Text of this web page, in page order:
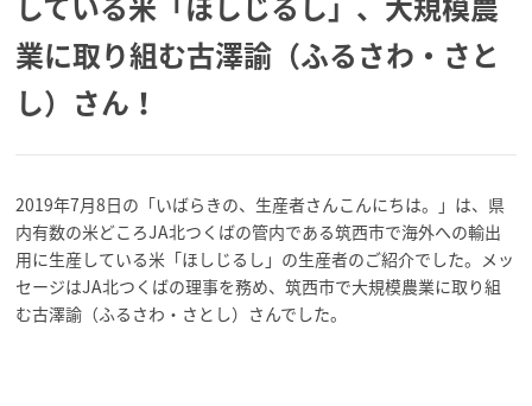
業に取り組む古澤諭（ふるさわ・さと
し）さん！
2019年7月8日の「いばらきの、生産者さんこんにちは。」は、県
内有数の米どころJA北つくばの管内である筑西市で海外への輸出
用に生産している米「ほしじるし」の生産者のご紹介でした。メッ
セージはJA北つくばの理事を務め、筑西市で大規模農業に取り組
む古澤諭（ふるさわ・さとし）さんでした。